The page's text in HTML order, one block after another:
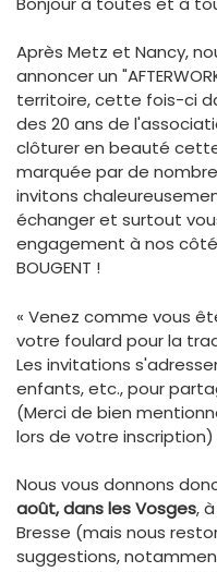
Après Metz et Nancy,
annoncer un
territoire, cette fois-ci
des 20 ans de
clôturer en beauté
marquée par de
invitons
échanger et surtout
engagement à nos
BOUGENT !
« Venez comme vous
votre foulard pour la
Les invitations
enfants, etc., pour
(Merci de bien
lors de votre inscription)
Nous vous donnons
août, dans les Vosges,
Bresse (mais nous
suggestions,